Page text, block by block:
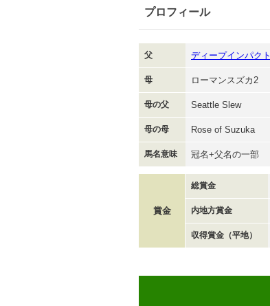
プロフィール
父 ディープインパクト
母 ローマンスズカ2
母の父 Seattle Slew
母の母 Rose of Suzuka
馬名意味 冠名+父名の一部
賞金
総賞金
内地方賞金
収得賞金（平地）